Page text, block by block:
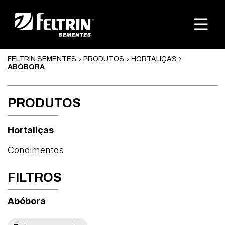
FELTRIN SEMENTES PRODUTOS
HORTALIÇAS
ABÓBORA
PRODUTOS
Hortaliças
Condimentos
FILTROS
Abóbora